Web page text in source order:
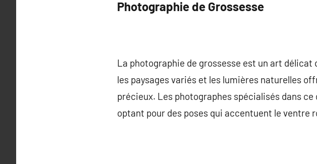
Photographie de Grossesse
La photographie de grossesse est un art
les paysages variés et les lumières naturelles
précieux. Les photographes spécialisés dans
optant pour des poses qui accentuent le ventre